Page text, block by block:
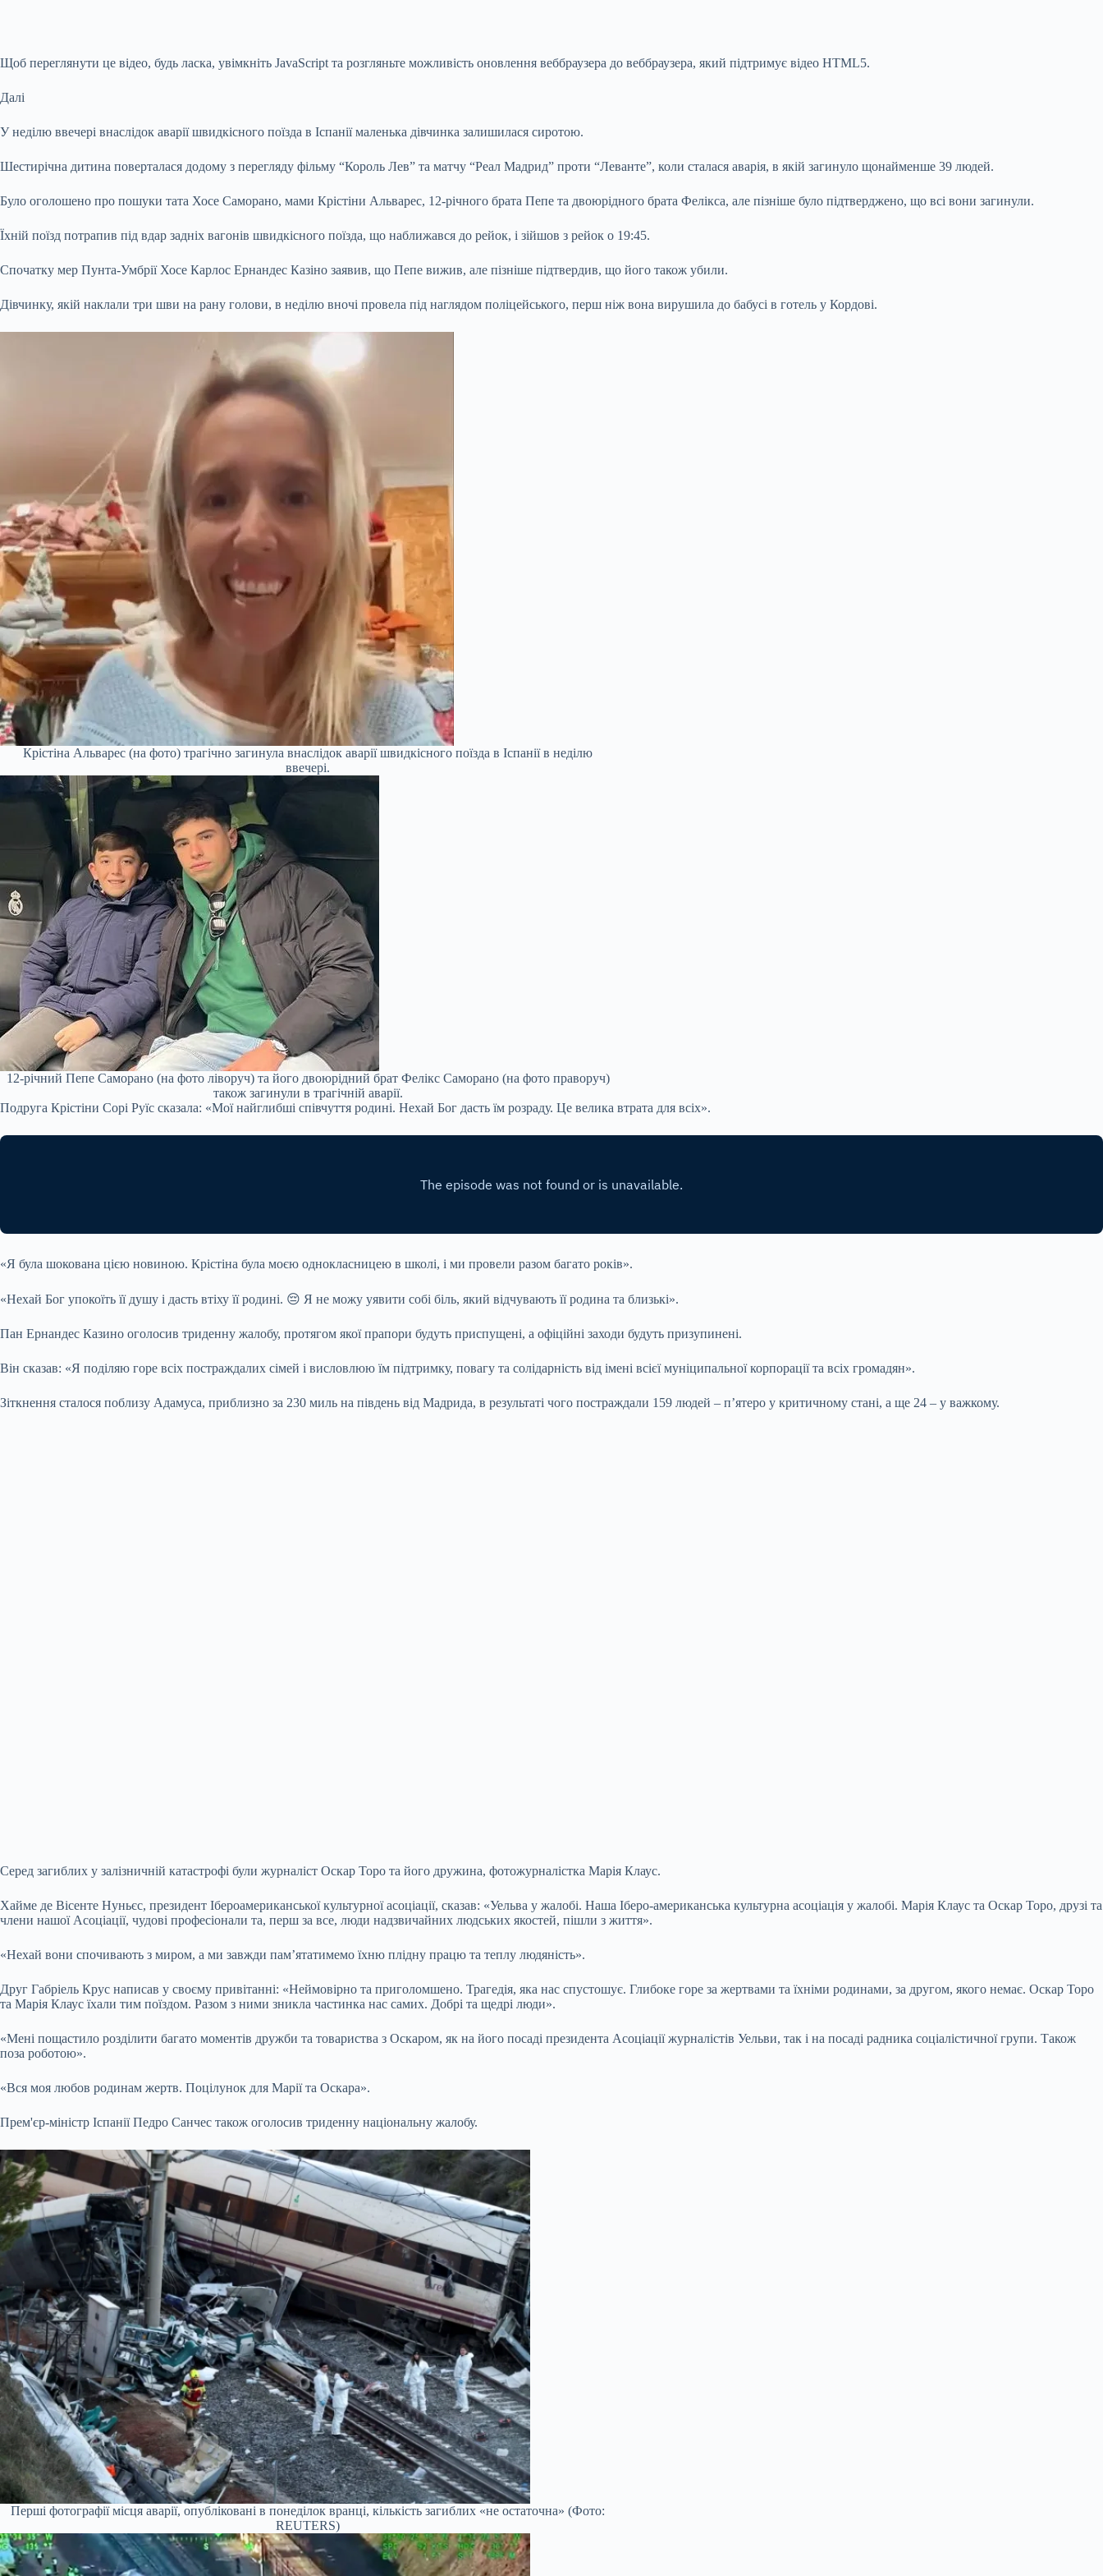
Щоб переглянути це відео, будь ласка, увімкніть JavaScript та розгляньте можливість оновлення веббраузера до веббраузера, який підтримує відео HTML5.
Далі
У неділю ввечері внаслідок аварії швидкісного поїзда в Іспанії маленька дівчинка залишилася сиротою.
Шестирічна дитина поверталася додому з перегляду фільму “Король Лев” та матчу “Реал Мадрид” проти “Леванте”, коли сталася аварія, в якій загинуло щонайменше 39 людей.
Було оголошено про пошуки тата Хосе Саморано, мами Крістіни Альварес, 12-річного брата Пепе та двоюрідного брата Фелікса, але пізніше було підтверджено, що всі вони загинули.
Їхній поїзд потрапив під вдар задніх вагонів швидкісного поїзда, що наближався до рейок, і зійшов з рейок о 19:45.
Спочатку мер Пунта-Умбрії Хосе Карлос Ернандес Казіно заявив, що Пепе вижив, але пізніше підтвердив, що його також убили.
Дівчинку, якій наклали три шви на рану голови, в неділю вночі провела під наглядом поліцейського, перш ніж вона вирушила до бабусі в готель у Кордові.
Крістіна Альварес (на фото) трагічно загинула внаслідок аварії швидкісного поїзда в Іспанії в неділю
ввечері.
12-річний Пепе Саморано (на фото ліворуч) та його двоюрідний брат Фелікс Саморано (на фото праворуч)
також загинули в трагічній аварії.
Подруга Крістіни Сорі Руїс сказала: «Мої найглибші співчуття родині. Нехай Бог дасть їм розраду. Це велика втрата для всіх».
«Я була шокована цією новиною. Крістіна була моєю однокласницею в школі, і ми провели разом багато років».
«Нехай Бог упокоїть її душу і дасть втіху її родині. 😔 Я не можу уявити собі біль, який відчувають її родина та близькі».
Пан Ернандес Казино оголосив триденну жалобу, протягом якої прапори будуть приспущені, а офіційні заходи будуть призупинені.
Він сказав: «Я поділяю горе всіх постраждалих сімей і висловлюю їм підтримку, повагу та солідарність від імені всієї муніципальної корпорації та всіх громадян».
Зіткнення сталося поблизу Адамуса, приблизно за 230 миль на південь від Мадрида, в результаті чого постраждали 159 людей – п’ятеро у критичному стані, а ще 24 – у важкому.
Серед загиблих у залізничній катастрофі були журналіст Оскар Торо та його дружина, фотожурналістка Марія Клаус.
Хайме де Вісенте Нуньєс, президент Ібероамериканської культурної асоціації, сказав: «Уельва у жалобі. Наша Іберо-американська культурна асоціація у жалобі. Марія Клаус та Оскар Торо, друзі та
члени нашої Асоціації, чудові професіонали та, перш за все, люди надзвичайних людських якостей, пішли з життя».
«Нехай вони спочивають з миром, а ми завжди пам’ятатимемо їхню плідну працю та теплу людяність».
Друг Габріель Крус написав у своєму привітанні: «Неймовірно та приголомшено. Трагедія, яка нас спустошує. Глибоке горе за жертвами та їхніми родинами, за другом, якого немає. Оскар Торо
та Марія Клаус їхали тим поїздом. Разом з ними зникла частинка нас самих. Добрі та щедрі люди».
«Мені пощастило розділити багато моментів дружби та товариства з Оскаром, як на його посаді президента Асоціації журналістів Уельви, так і на посаді радника соціалістичної групи. Також
поза роботою».
«Вся моя любов родинам жертв. Поцілунок для Марії та Оскара».
Прем'єр-міністр Іспанії Педро Санчес також оголосив триденну національну жалобу.
Перші фотографії місця аварії, опубліковані в понеділок вранці, кількість загиблих «не остаточна» (Фото:
REUTERS)